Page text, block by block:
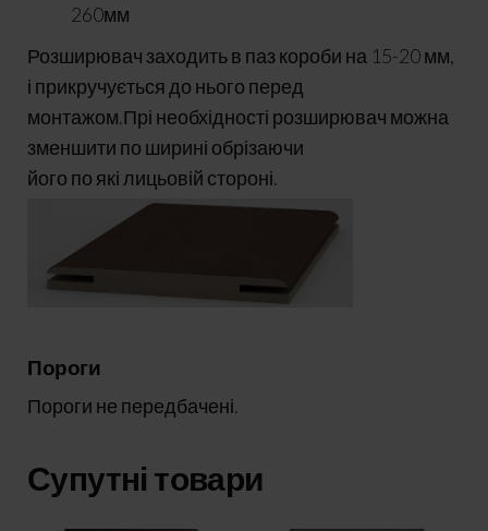
260мм
Розширювач заходить в паз короби на 15-20 мм,
і прикручується до нього перед
монтажом.Прі необхідності розширювач можна
зменшити по ширині обрізаючи
його по які лицьовій стороні.
Пороги
Пороги не передбачені.
Супутні товари